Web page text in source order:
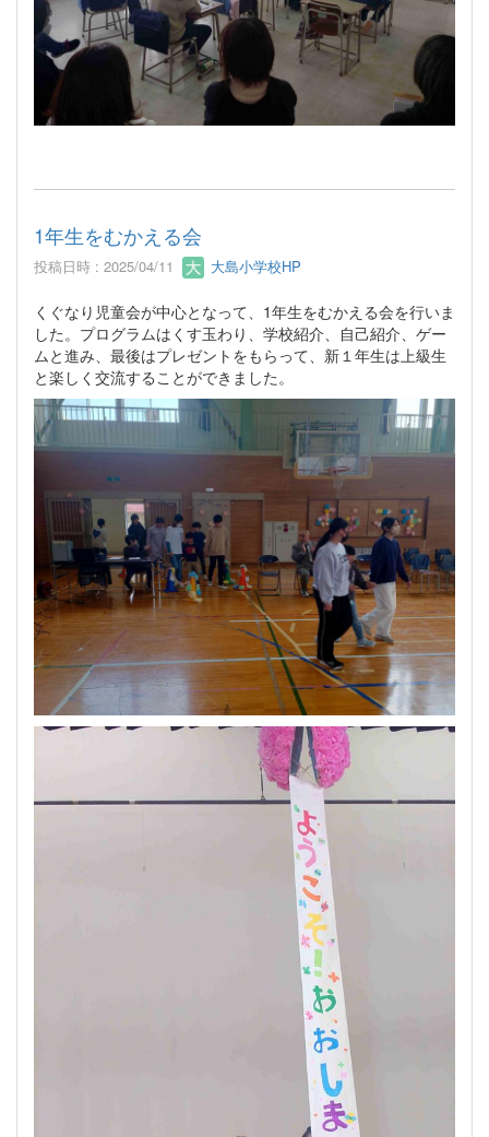
1年生をむかえる会
投稿日時 : 2025/04/11 大島小学校HP
くぐなり児童会が中心となって、1年生をむかえる会を行いま
した。プログラムはくす玉わり、学校紹介、自己紹介、ゲー
ムと進み、最後はプレゼントをもらって、新１年生は上級生
と楽しく交流することができました。